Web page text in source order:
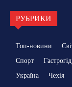
РУБРИКИ
Топ-новини
Спорт
Гастрогід
Україна
Чехія